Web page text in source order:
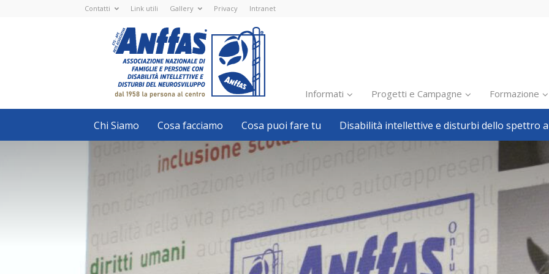
Contatti Link utili Gallery Privacy Intranet
Nazionale
ETS
-
APS
Associazione
Nazionale
di
Famiglie
e
con
disabilità
intellettive
neurosviluppo
Informati
Inclusione scolastica
Inclusione lavorativa
Politiche sociali
Pillole
Formazione
Avvisi, bandi
Welfare locale
Progetti e Campagne Formazione
Chi Siamo Cosa facciamo Cosa puoi fare tu Disabilità intellettive e disturbi dello spettro